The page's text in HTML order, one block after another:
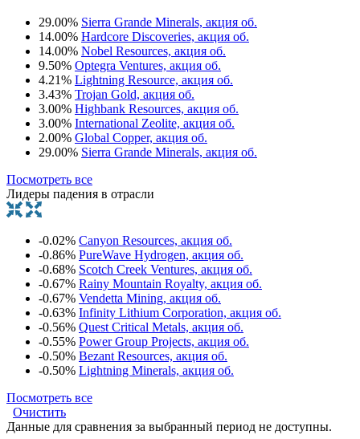
29.00% Sierra Grande Minerals, акция об.
14.00% Hardcore Discoveries, акция об.
14.00% Nobel Resources, акция об.
9.50% Optegra Ventures, акция об.
4.21% Lightning Resource, акция об.
3.43% Trojan Gold, акция об.
3.00% Highbank Resources, акция об.
3.00% International Zeolite, акция об.
2.00% Global Copper, акция об.
29.00% Sierra Grande Minerals, акция об.
Посмотреть все
Лидеры падения в отрасли
-0.02% Canyon Resources, акция об.
-0.86% PureWave Hydrogen, акция об.
-0.68% Scotch Creek Ventures, акция об.
-0.67% Rainy Mountain Royalty, акция об.
-0.67% Vendetta Mining, акция об.
-0.63% Infinity Lithium Corporation, акция об.
-0.56% Quest Critical Metals, акция об.
-0.55% Power Group Projects, акция об.
-0.50% Bezant Resources, акция об.
-0.50% Lightning Minerals, акция об.
Посмотреть все
Очистить
Данные для сравнения за выбранный период не доступны.